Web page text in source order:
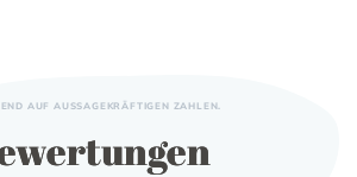
AUF AUSSAGEKRÄFTIGEN ZAHLEN.